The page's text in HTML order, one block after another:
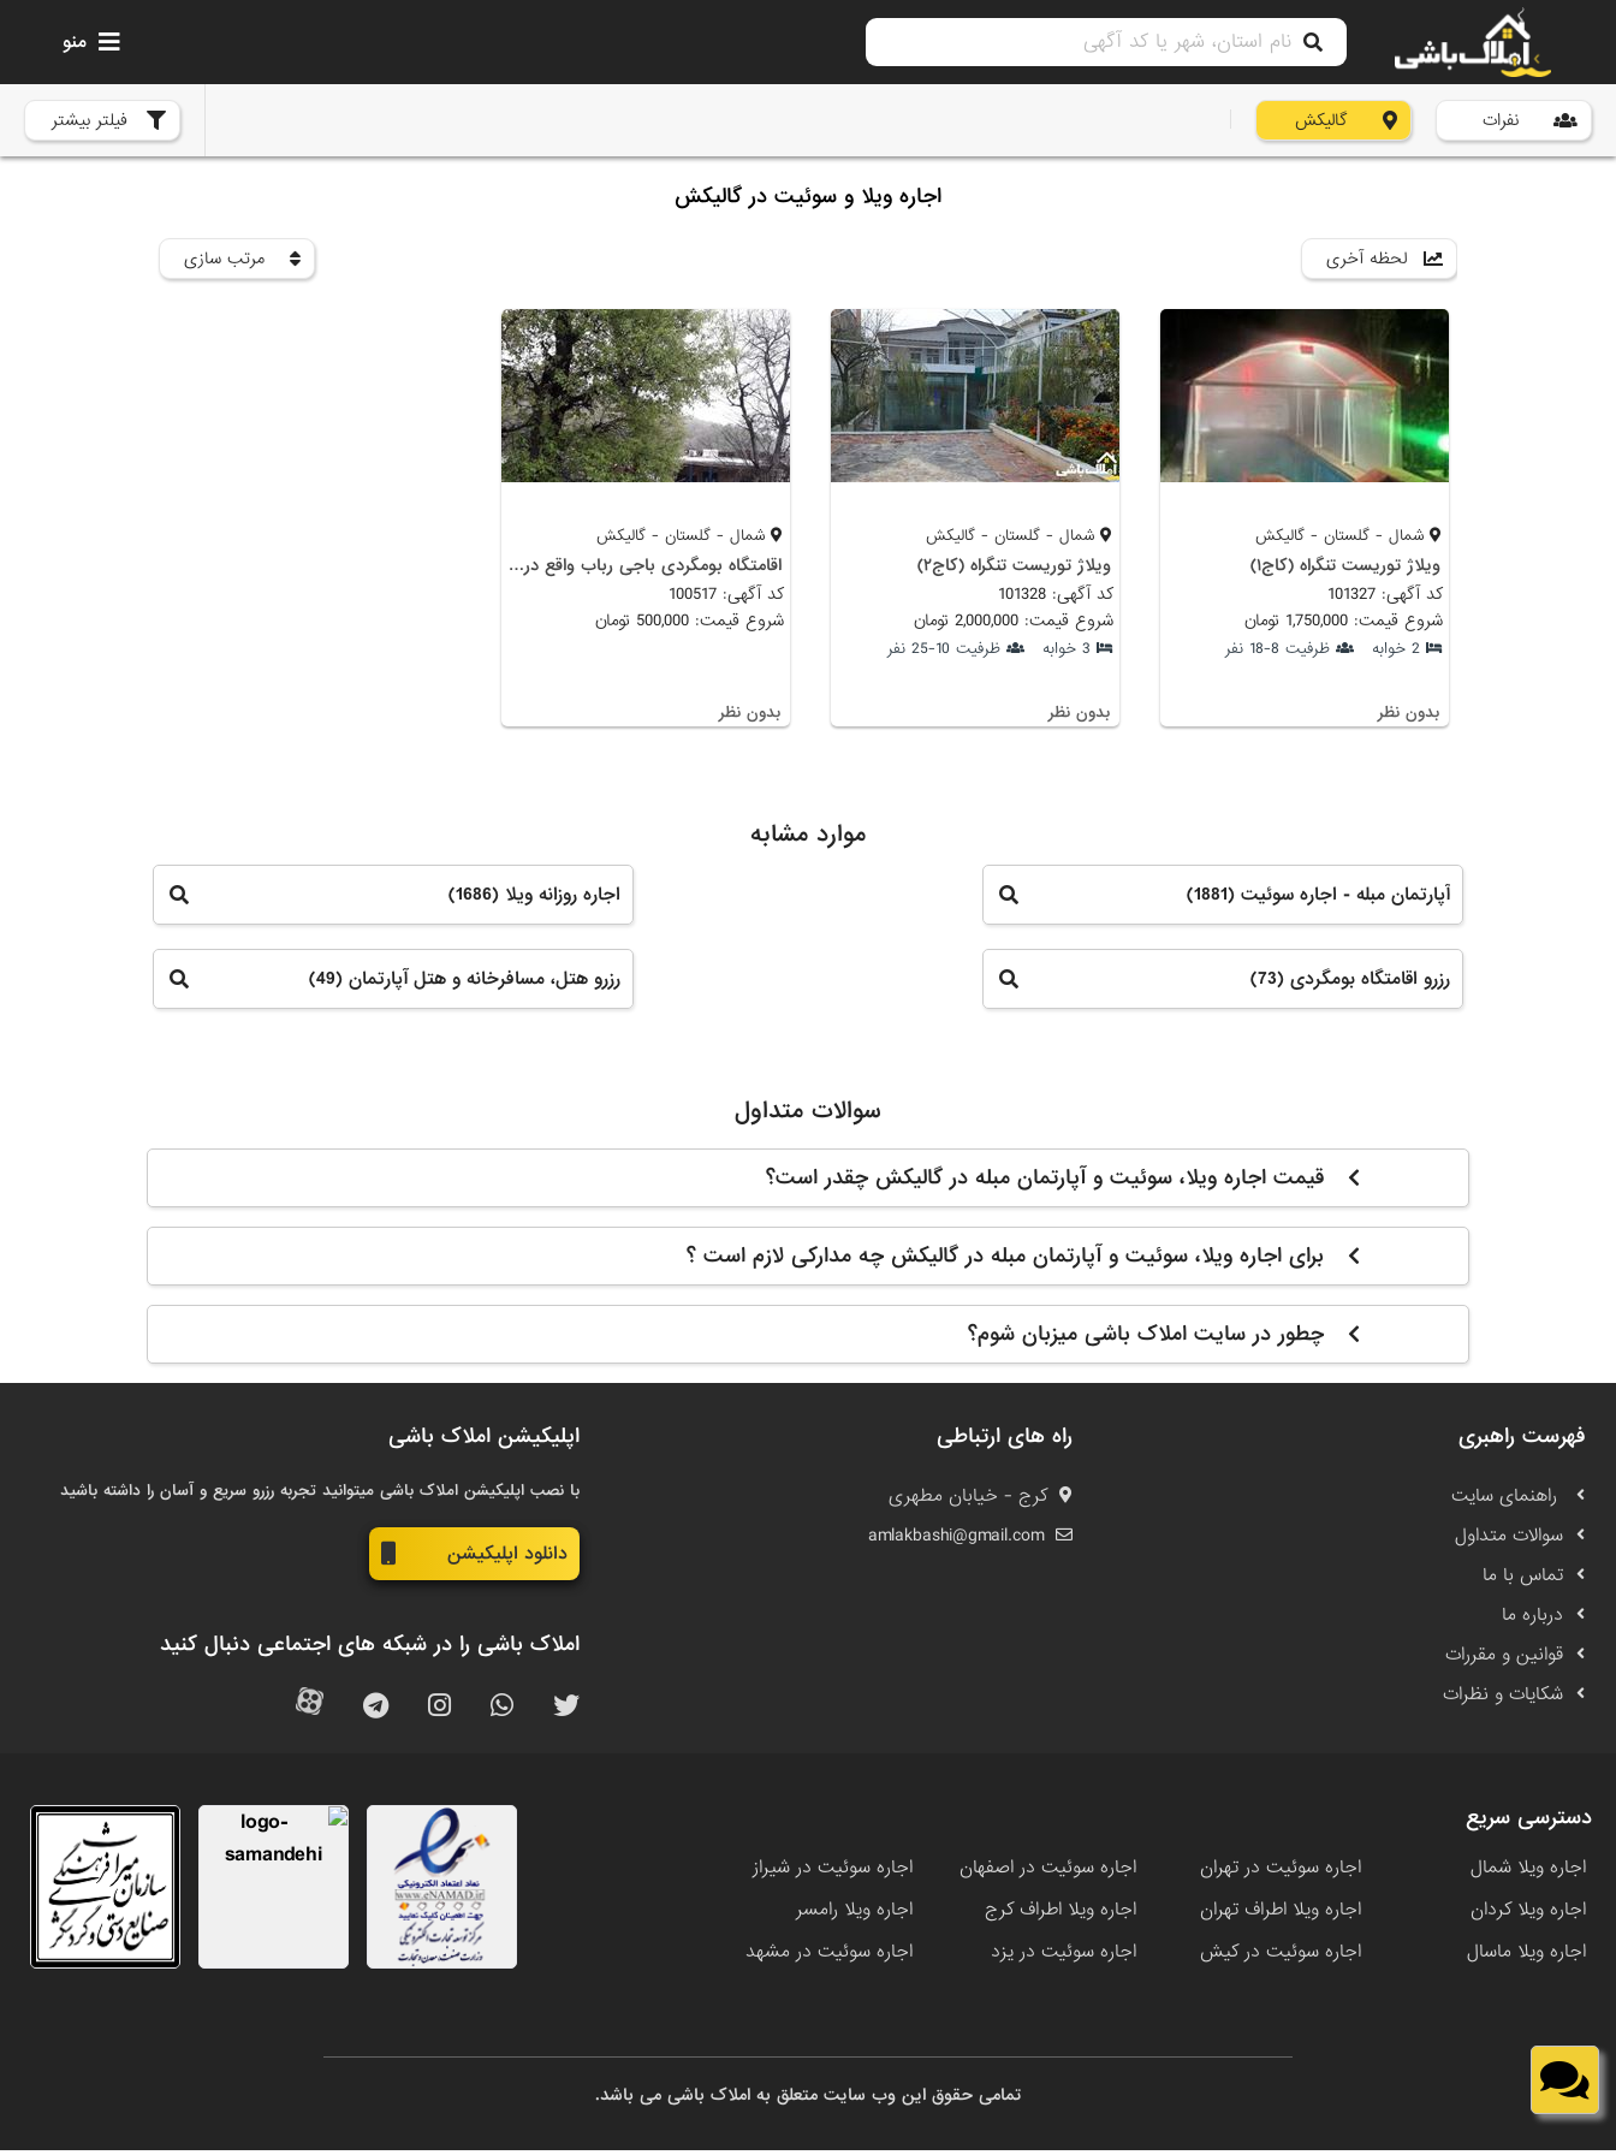
منو
نفرات گالیکش فیلتر بیشتر
اجاره ویلا و سوئیت در گالیکش
لحظه آخری مرتب سازی
شمال - گلستان - گالیکش
ويلاژ توريست تنگراه (كاج١)
کد آگهی: 101327
شروع قیمت: 1,750,000 تومان
2 خوابه ظرفیت 8-18 نفر
بدون نظر
شمال - گلستان - گالیکش
ویلاژ توریست تنگراه (کاج۲)
کد آگهی: 101328
شروع قیمت: 2,000,000 تومان
3 خوابه ظرفیت 10-25 نفر
بدون نظر
شمال - گلستان - گالیکش
اقامتگاه بومگردی باجی رباب واقع در محیطی جنگلی
کد آگهی: 100517
شروع قیمت: 500,000 تومان
بدون نظر
موارد مشابه
آپارتمان مبله - اجاره سوئیت (1881) اجاره روزانه ویلا (1686)
رزرو اقامتگاه بومگردی (73) رزرو هتل، مسافرخانه و هتل آپارتمان (49)
سوالات متداول
قیمت اجاره ویلا، سوئیت و آپارتمان مبله در گالیکش چقدر است؟
برای اجاره ویلا، سوئیت و آپارتمان مبله در گالیکش چه مدارکی لازم است ؟
چطور در سایت املاک باشی میزبان شوم؟
فهرست راهبری
راهنمای سایت
سوالات متداول
تماس با ما
درباره ما
قوانین و مقررات
شکایات و نظرات
راه های ارتباطی
کرج - خیابان مطهری
amlakbashi@gmail.com
اپلیکیشن املاک باشی
با نصب اپلیکیشن املاک باشی میتوانید تجربه رزرو سریع و آسان را داشته باشید
دانلود اپلیکیشن
املاک باشی را در شبکه های اجتماعی دنبال کنید
دسترسی سریع
اجاره ویلا شمال اجاره سوئیت در تهران اجاره سوئیت در اصفهان
اجاره سوئیت در شیراز
اجاره ویلا کردان
اجاره ویلا اطراف تهران اجاره ویلا اطراف کرج
اجاره ویلا رامسر
اجاره ویلا ماسال
اجاره سوئیت در کیش اجاره سوئیت در یزد اجاره سوئیت در مشهد
تمامی حقوق این وب سایت متعلق به املاک باشی می باشد.